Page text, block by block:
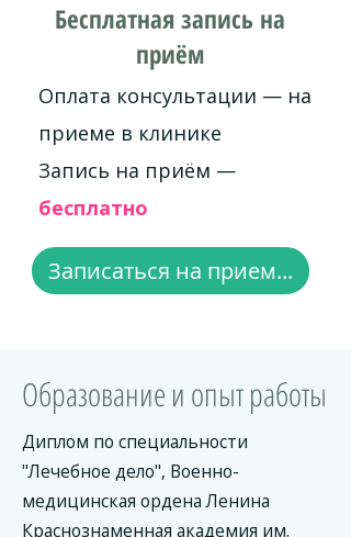
Бесплатная запись на
приём
Оплата консультации — на
приеме в клинике
Запись на приём —
бесплатно
Записаться на прием...
Образование и опыт работы
Диплом по специальности
"Лечебное дело", Военно-
медицинская ордена Ленина
Краснознаменная академия им.